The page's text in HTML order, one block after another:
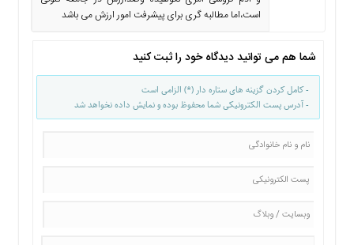
است،اما مطالبه گری برای پیشرفت امور ارزش می باشد
شما هم می توانید دیدگاه خود را ثبت کنید
- کامل کردن گزینه های ستاره دار (*) الزامی است
- آدرس پست الکترونیکی شما محفوظ بوده و نمایش داده نخواهد شد